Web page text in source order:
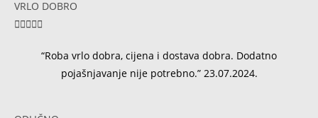
VRLO DOBRO

“Roba vrlo dobra, cijena i dostava dobra. Dodatno
pojašnjavanje nije potrebno.” 23.07.2024.